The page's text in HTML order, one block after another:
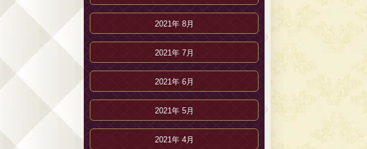
2021年 8月
2021年 7月
2021年 6月
2021年 5月
2021年 4月